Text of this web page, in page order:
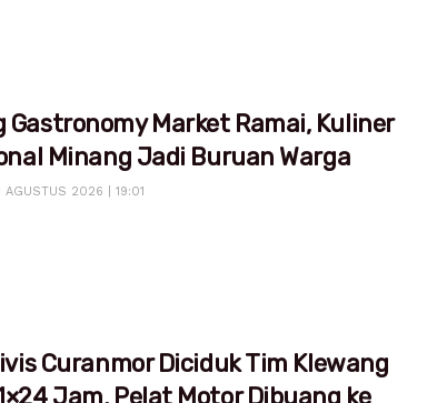
Gastronomy Market Ramai, Kuliner
Minang Jadi Buruan Warga
2026 | 19:01
Curanmor Diciduk Tim Klewang